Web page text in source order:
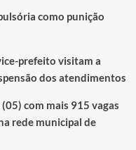
como punição
prefeito visitam a
dos atendimentos
com mais 915 vagas
rede municipal de